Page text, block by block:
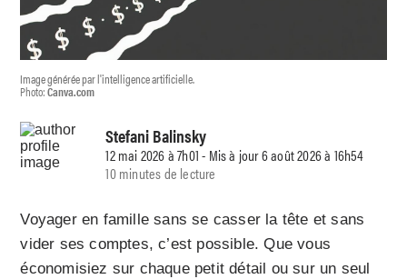
Image générée par l'intelligence artificielle.
Photo:Canva.com
Stefani Balinsky
12 mai 2026 à 7h01 - Mis à jour 6 août 2026 à 16h54
10 minutes de lecture
Voyager en famille sans se casser la tête et sans
vider ses comptes, c’est possible. Que vous
économisiez sur chaque petit détail ou sur un seul